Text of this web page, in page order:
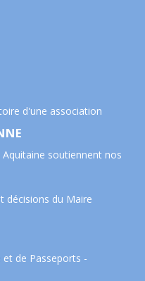
d'une association
soutiennent nos
décisions du Maire
de Passeports -